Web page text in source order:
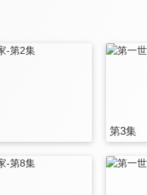
第3集